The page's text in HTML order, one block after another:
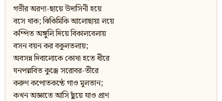
গভীর অরণ্য-ছায়ে উদাসিনী হয়ে
বসে থাক; ঝিকিমিকি আলোছায়া লয়ে
কম্পিত অঙ্গুলি দিয়ে বিকালবেলায়
বসন বয়ন কর বকুলতলায়;
অবসন্ন দিবালোকে কোথা হতে ধীরে
ঘনপল্লবিত কুঞ্জে সরোবর-তীরে
করুণ কপোতকণ্ঠে গাও মুলতান;
কখন অজ্ঞাতে আসি ছুঁয়ে যাও প্রাণ